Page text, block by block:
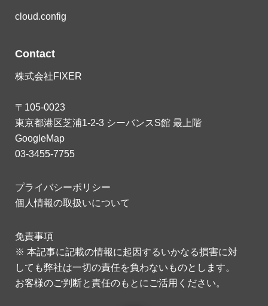
cloud.config
Contact
株式会社FIXER
〒105-0023
東京都港区芝浦1-2-3 シーバンスS館 最上階
GoogleMap
03-3455-7755
プライバシーポリシー
個人情報の取扱いについて
免責事項
※ 本記事に記載の情報に起因するいかなる損害に対
しても弊社は一切の責任を負わないものとします。
お客様のご判断と責任のもとにご活用ください。